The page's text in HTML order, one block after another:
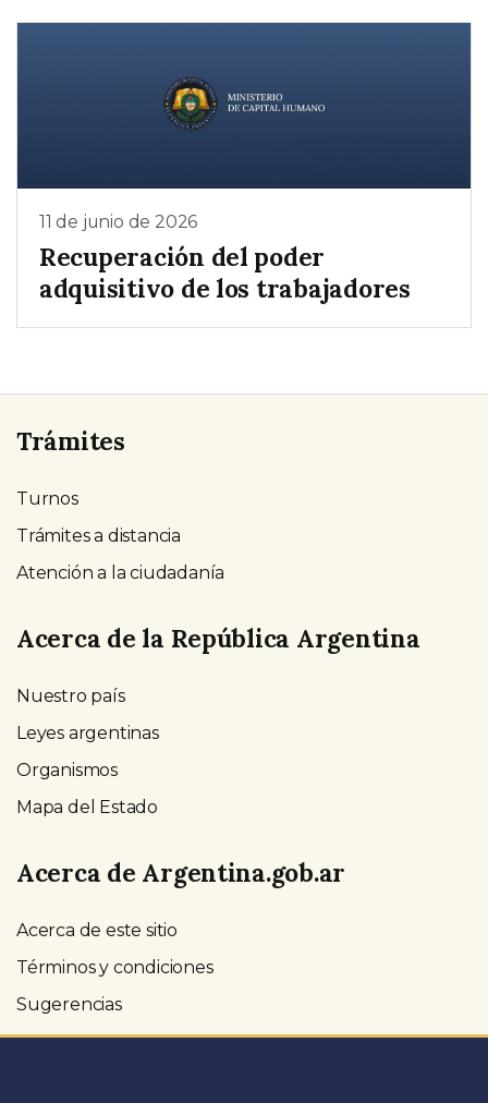
11 de junio de 2026
Recuperación del poder
adquisitivo de los trabajadores
Trámites
Turnos
Trámites a distancia
Atención a la ciudadanía
Acerca de la República Argentina
Nuestro país
Leyes argentinas
Organismos
Mapa del Estado
Acerca de Argentina.gob.ar
Acerca de este sitio
Términos y condiciones
Sugerencias